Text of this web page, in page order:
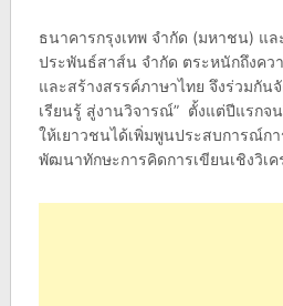
ธนาคารกรุงเทพ จำกัด (มหาชน) แ
ประพันธ์สาส์น จำกัด ตระหนักถึงค
และสร้างสรรค์ภาษาไทย จึงร่วมกัน
เรียนรู้ สู่งานวิจารณ์” ตั้งแต่ปีแรก
ให้เยาวชนได้เพิ่มพูนประสบการณ์ก
พัฒนาทักษะการคิดการเขียนเชิงวิเ